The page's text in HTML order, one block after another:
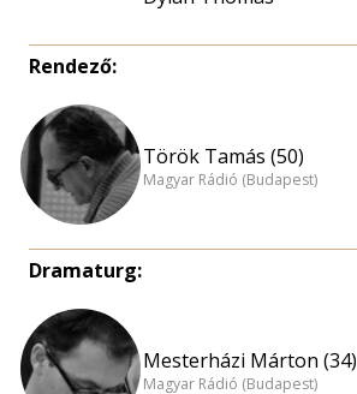
Rendező:
Török Tamás (50)
Magyar Rádió (Budapest)
Dramaturg:
Mesterházi Márton (34)
Magyar Rádió (Budapest)